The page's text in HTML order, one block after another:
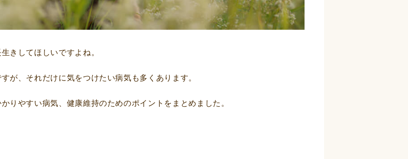
きしてほしいですよね。
が、それだけに気をつけたい病気も多くあります。
りやすい病気、健康維持のためのポイントをまとめました。